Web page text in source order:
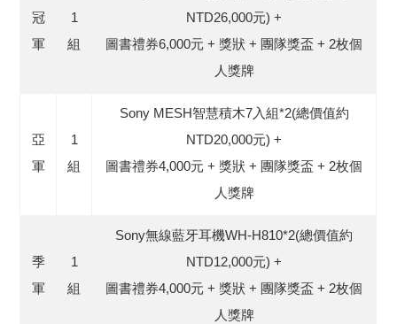
冠
軍
1
組
NTD26,000元) +
圖書禮券6,000元 + 獎狀 + 團隊獎盃 + 2枚個
人獎牌
亞
軍
1
組
Sony MESH智慧積木7入組*2(總價值約
NTD20,000元) +
圖書禮券4,000元 + 獎狀 + 團隊獎盃 + 2枚個
人獎牌
季
軍
1
組
Sony無線藍牙耳機WH-H810*2(總價值約
NTD12,000元) +
圖書禮券4,000元 + 獎狀 + 團隊獎盃 + 2枚個
人獎牌